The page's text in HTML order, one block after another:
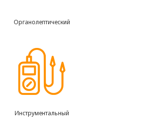
Органолептический
Инструментальный